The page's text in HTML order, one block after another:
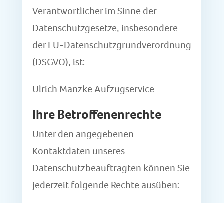
Verantwortlicher im Sinne der
Datenschutzgesetze, insbesondere
der EU-Datenschutzgrundverordnung
(DSGVO), ist:
Ulrich Manzke Aufzugservice
Ihre Betroffenenrechte
Unter den angegebenen
Kontaktdaten unseres
Datenschutzbeauftragten können Sie
jederzeit folgende Rechte ausüben: